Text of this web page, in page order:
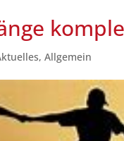
,Allgemein